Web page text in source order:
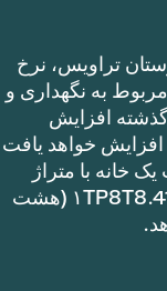
تراویس، نرخ
به نگهداری و
افزایش
مالیات عملاً ۸ درصد افزایش خواهد یافت
خانه با متراژ
۱TP8T100,000 متر مربع را تقریباً ۱TP8T8.41 (هشت